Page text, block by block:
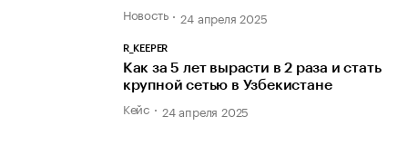
Новость 24 апреля 2025
R_KEEPER
Как за 5 лет вырасти в 2 раза и стать
крупной сетью в Узбекистане
Кейс 24 апреля 2025